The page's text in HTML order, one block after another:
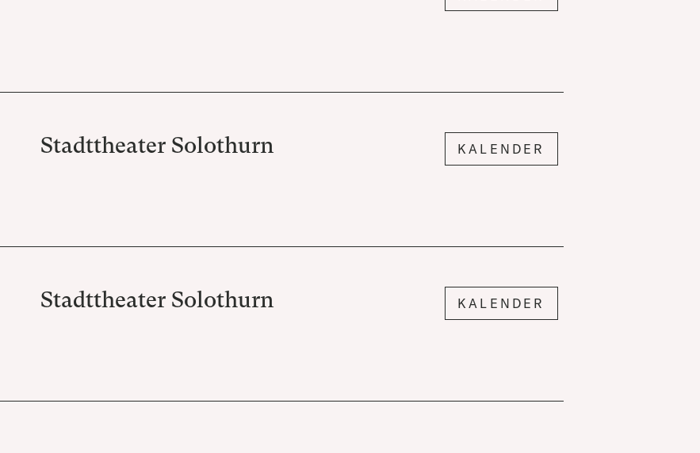
Stadttheater Solothurn KALENDER
Stadttheater Solothurn KALENDER